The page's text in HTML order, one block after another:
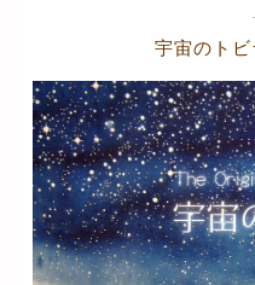
宇宙のトビ